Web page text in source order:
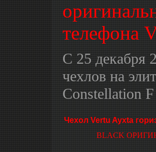
телефона
С 25 декабря
чехлов на
Constellation
Чехол Vertu Ayxta
BLACK